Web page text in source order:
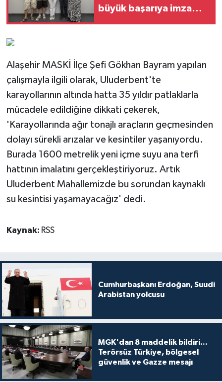
büyük başarıya imza
Alaşehir MASKİ İlçe Şefi Gökhan Bayram yapılan
çalışmayla ilgili olarak, Uluderbent'te
karayollarının altında hatta 35 yıldır patlaklarla
mücadele edildiğine dikkati çekerek,
'Karayollarında ağır tonajlı araçların geçmesinden
dolayı sürekli arızalar ve kesintiler yaşanıyordu.
Burada 1600 metrelik yeni içme suyu ana terfi
hattının imalatını gerçekleştiriyoruz. Artık
Uluderbent Mahallemizde bu sorundan kaynaklı
su kesintisi yaşamayacağız' dedi.
Kaynak: RSS
Cumhurbaşkanı Erdoğan, Suudi
Arabistan yolcusu
MGK'dan 8 maddelik bildiri...
Terörsüz Türkiye, bölgesel
güvenlik ve Gazze mesajı